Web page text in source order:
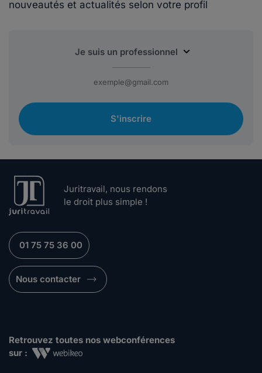
nouveautés et actualités selon votre profil
S'inscrire
Juritravail, nous rendons
le droit plus simple !
01 75 75 36 00
Nous contacter
Retrouvez toutes nos webconférences
sur :